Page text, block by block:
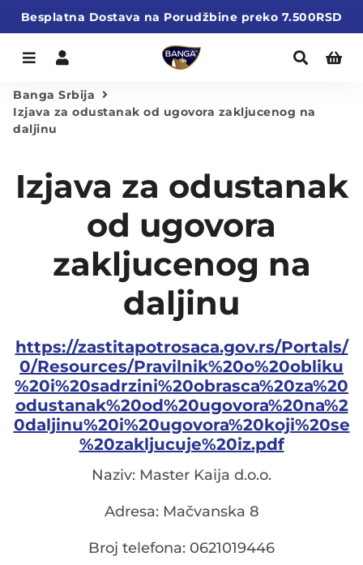
Besplatna Dostava na Porudžbine preko 7.500RSD
Meni
Banga Srbija
Izjava za odustanak od ugovora zakljucenog na
daljinu
Izjava za odustanak
od ugovora
zakljucenog na
daljinu
https://zastitapotrosaca.gov.rs/Portals/
0/Resources/Pravilnik%20o%20obliku
%20i%20sadrzini%20obrasca%20za%20
odustanak%20od%20ugovora%20na%2
0daljinu%20i%20ugovora%20koji%20se
%20zakljucuje%20iz.pdf
Naziv: Master Kaija d.o.o.
Adresa: Mačvanska 8
Broj telefona: 0621019446